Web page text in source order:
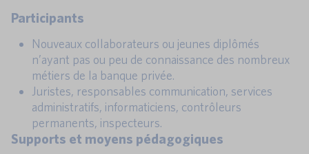
Participants
Nouveaux collaborateurs ou jeunes diplômés
n’ayant pas ou peu de connaissance des nombreux
métiers de la banque privée.
Juristes, responsables communication, services
administratifs, informaticiens, contrôleurs
permanents, inspecteurs.
Supports et moyens pédagogiques